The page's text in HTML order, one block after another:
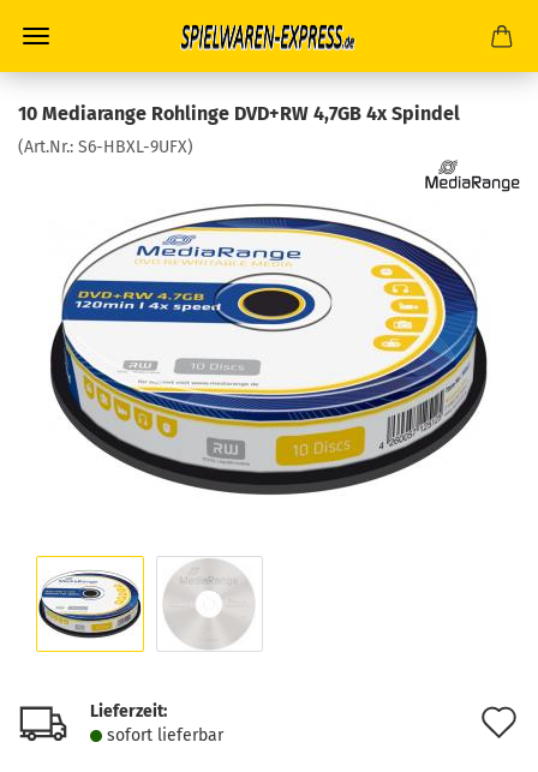
10 Mediarange Rohlinge DVD+RW 4,7GB 4x Spindel
(Art.Nr.: S6-HBXL-9UFX)
Lieferzeit:
sofort lie­fer­bar